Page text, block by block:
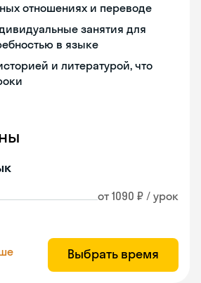
отношениях и переводе
занятия для
в языке
и литературой, что
от 1090 ₽ / урок
Выбрать время